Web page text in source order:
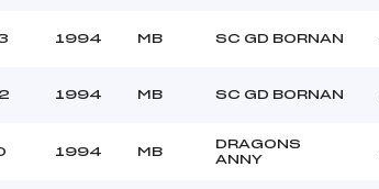
1994 MB SC GD BORNAN
1994 MB SC GD BORNAN
1994 MB
DRAGONS
ANNY